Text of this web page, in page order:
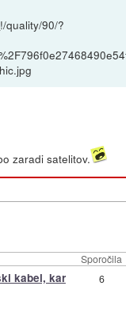
!/quality/90/?
zaradi satelitov.
Sporočila
kabel, kar 6